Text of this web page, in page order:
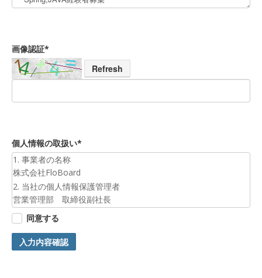
画像認証*
Refresh
個人情報の取扱い*
1. 事業者の名称
株式会社FloBoard
2. 当社の個人情報保護管理者
営業管理部 取締役副社長
3. 個人情報の利用目的
お預かりした個人情報は、お問合せへの対応のために利用いた
します。
4. 第三者提供について
同意する
入力内容確認